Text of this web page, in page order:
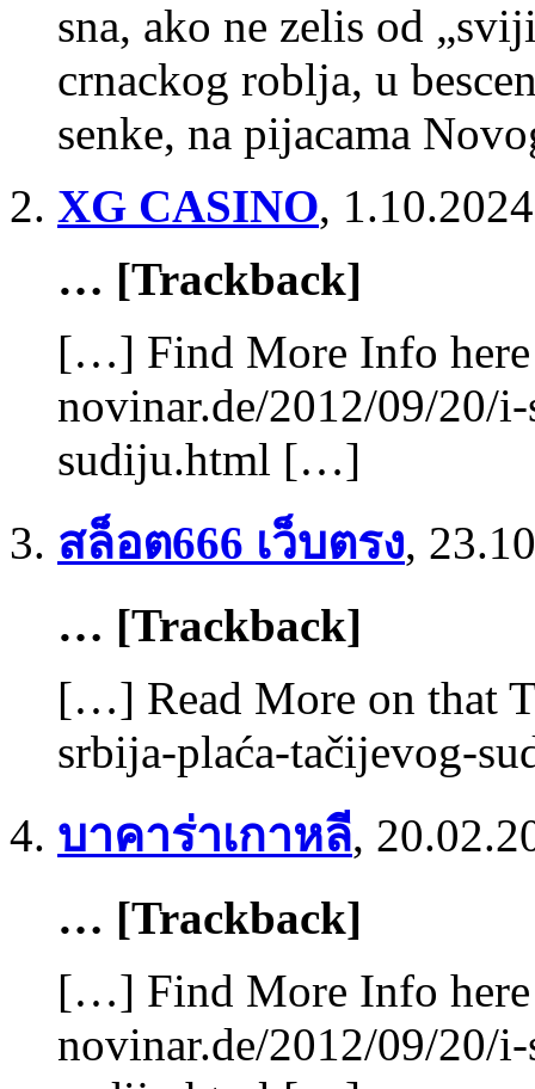
sna, ako ne zelis od
crnackog roblja, u
senke, na pijacama
XG CASINO,
… [Trackback]
[…] Find More Info here
novinar.de/2012/09/20/
sudiju.html […]
สล็อต666 เว็บตรง,
… [Trackback]
[…] Read More on that
srbija-plaća-tačijevog-
บาคาร่าเกาหลี,
… [Trackback]
[…] Find More Info here
novinar.de/2012/09/20/